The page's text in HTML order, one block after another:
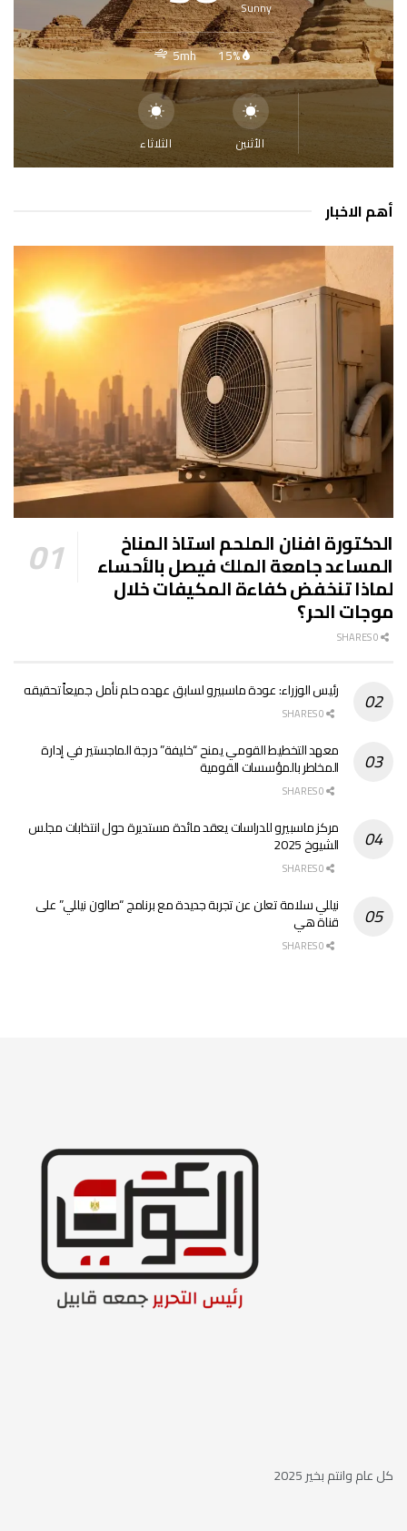
Sunny
15%
5mh
الأثنين الثلاثاء
أهم الاخبار
الدكتورة افنان الملحم استاذ المناخ
المساعد جامعة الملك فيصل بالأحساء
لماذا تنخفض كفاءة المكيفات خلال
موجات الحر؟
رئيس الوزراء: عودة ماسبيرو لسابق عهده حلم نأمل جميعاً تحقيقه
معهد التخطيط القومي يمنح “خليفة” درجة الماجستير في إدارة
المخاطر بالمؤسسات القومية
مركز ماسبيرو للدراسات يعقد مائدة مستديرة حول انتخابات مجلس
الشيوخ 2025
نيللي سلامة تعلن عن تجربة جديدة مع برنامج “صالون نيللي” على
قناة هي
كل عام وانتم بخير 2025